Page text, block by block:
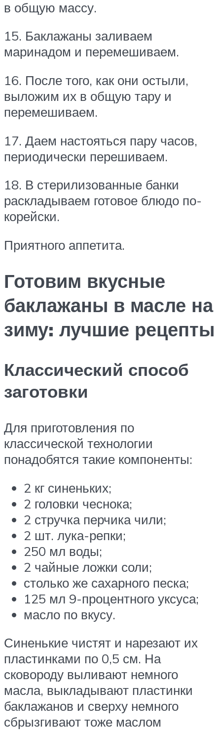
в общую массу.
15. Баклажаны заливаем
маринадом и перемешиваем.
16. После того, как они остыли,
выложим их в общую тару и
перемешиваем.
17. Даем настояться пару часов,
периодически перешиваем.
18. В стерилизованные банки
раскладываем готовое блюдо по-
корейски.
Приятного аппетита.
Готовим вкусные
баклажаны в масле на
зиму: лучшие рецепты
Классический способ
заготовки
Для приготовления по
классической технологии
понадобятся такие компоненты:
2 кг синеньких;
2 головки чеснока;
2 стручка перчика чили;
2 шт. лука-репки;
250 мл воды;
2 чайные ложки соли;
столько же сахарного песка;
125 мл 9-процентного уксуса;
масло по вкусу.
Синенькие чистят и нарезают их
пластинками по 0,5 см. На
сковороду выливают немного
масла, выкладывают пластинки
баклажанов и сверху немного
сбрызгивают тоже маслом